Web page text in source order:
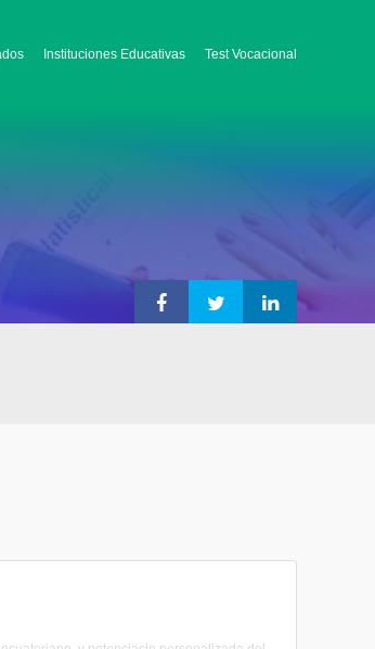
Instituciones Educativas Test Vocacional